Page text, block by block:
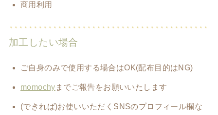
商用利用
加工したい場合
ご自身のみで使用する場合はOK(配布目的はNG)
momochy までご報告をお願いいたします
(できれば)お使いいただくSNSのプロフィール欄な